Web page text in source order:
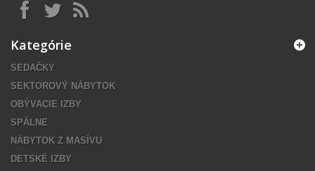
Kategórie
SEDAČKY
SEKTOROVÝ NÁBYTOK
OBÝVACIE IZBY
SPÁLNE
NÁBYTOK Z MASÍVU
DETSKÉ IZBY